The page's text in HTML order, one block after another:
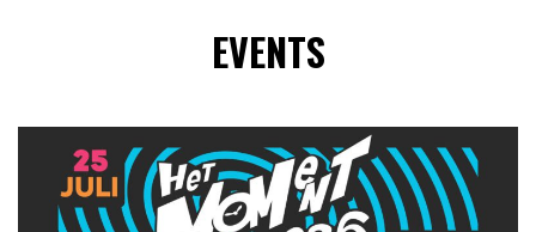
EVENTS